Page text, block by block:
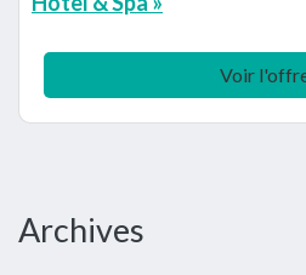
Voir
Barre
Archives